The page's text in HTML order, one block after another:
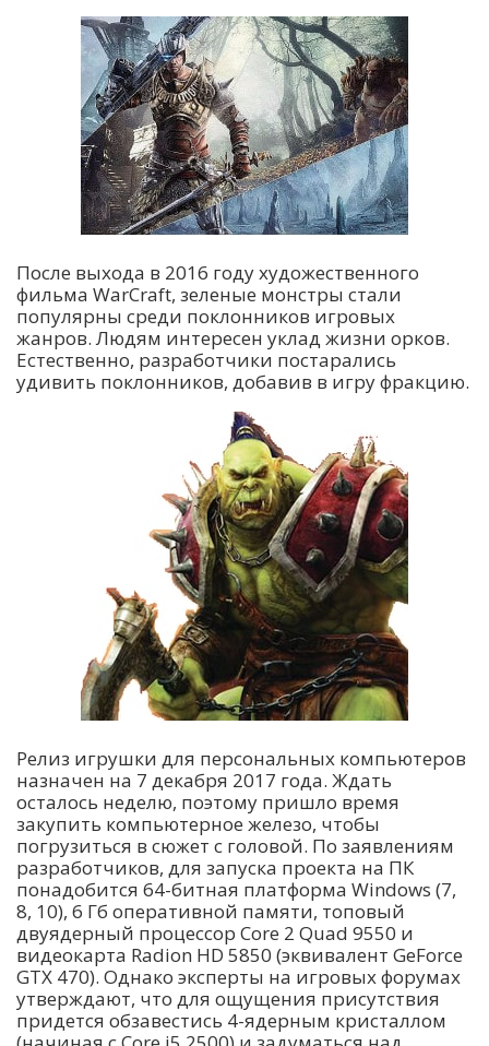
После выхода в 2016 году художественного
фильма WarCraft, зеленые монстры стали
популярны среди поклонников игровых
жанров. Людям интересен уклад жизни орков.
Естественно, разработчики постарались
удивить поклонников, добавив в игру фракцию.
Релиз игрушки для персональных компьютеров
назначен на 7 декабря 2017 года. Ждать
осталось неделю, поэтому пришло время
закупить компьютерное железо, чтобы
погрузиться в сюжет с головой. По заявлениям
разработчиков, для запуска проекта на ПК
понадобится 64-битная платформа Windows (7,
8, 10), 6 Гб оперативной памяти, топовый
двуядерный процессор Core 2 Quad 9550 и
видеокарта Radion HD 5850 (эквивалент GeForce
GTX 470). Однако эксперты на игровых форумах
утверждают, что для ощущения присутствия
придется обзавестись 4-ядерным кристаллом